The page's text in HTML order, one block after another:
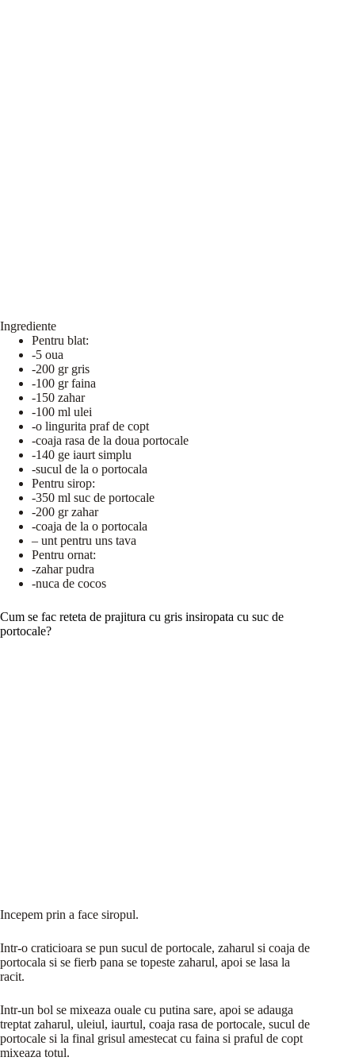
Ingrediente
Pentru blat:
-5 oua
-200 gr gris
-100 gr faina
-150 zahar
-100 ml ulei
-o lingurita praf de copt
-coaja rasa de la doua portocale
-140 ge iaurt simplu
-sucul de la o portocala
Pentru sirop:
-350 ml suc de portocale
-200 gr zahar
-coaja de la o portocala
– unt pentru uns tava
Pentru ornat:
-zahar pudra
-nuca de cocos
Cum se fac reteta de prajitura cu gris insiropata cu suc de
portocale?
Incepem prin a face siropul.
Intr-o craticioara se pun sucul de portocale, zaharul si coaja de
portocala si se fierb pana se topeste zaharul, apoi se lasa la
racit.
Intr-un bol se mixeaza ouale cu putina sare, apoi se adauga
treptat zaharul, uleiul, iaurtul, coaja rasa de portocale, sucul de
portocale si la final grisul amestecat cu faina si praful de copt
mixeaza totul.